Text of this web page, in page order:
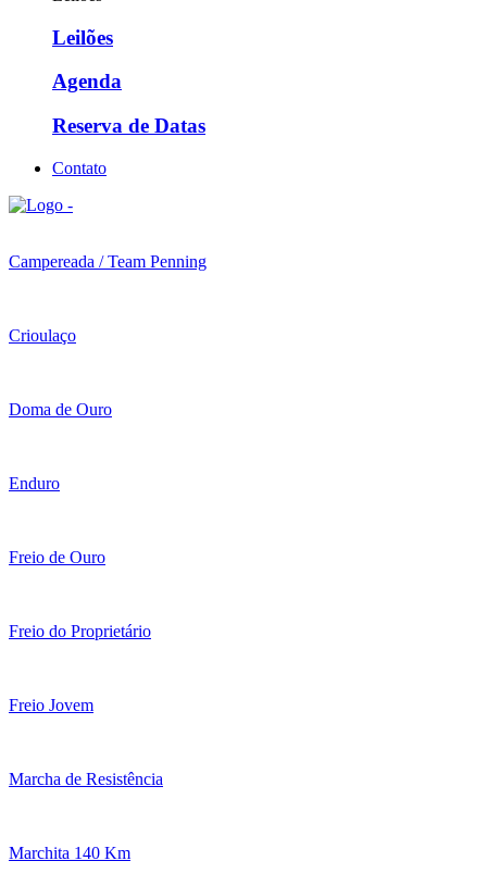
Leilões
Agenda
Reserva de Datas
Contato
Campereada / Team Penning
Crioulaço
Doma de Ouro
Enduro
Freio de Ouro
Freio do Proprietário
Freio Jovem
Marcha de Resistência
Marchita 140 Km